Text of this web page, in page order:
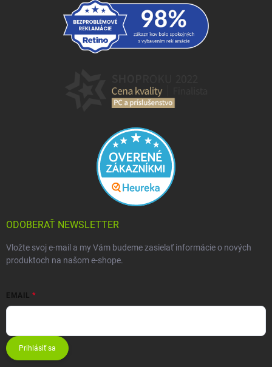
ODOBERAŤ NEWSLETTER
Vložte svoj e-mail a my Vám budeme zasielať informácie o nových
produktoch na našom e-shope.
EMAIL
Prihlásiť sa